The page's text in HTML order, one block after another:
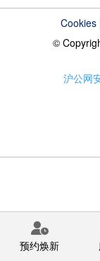
Cookies
©
沪公网
预约焕新